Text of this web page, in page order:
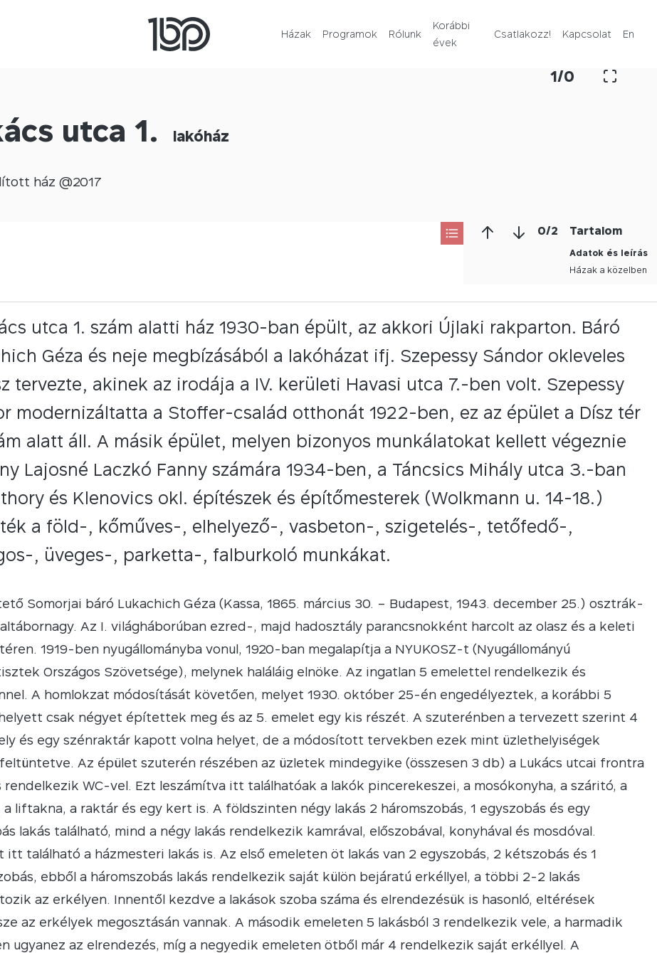
Házak Programok Rólunk
Korábbi
évek
Csatlakozz! Kapcsolat En
1/0
utca 1. lakóház
ház @2017
0/2 Tartalom
Adatok és leírás
Házak a közelben
utca 1. szám alatti ház 1930-ban épült, az akkori Újlaki rakparton. Báró
Géza és neje megbízásából a lakóházat ifj. Szepessy Sándor okleveles
tervezte, akinek az irodája a IV. kerületi Havasi utca 7.-ben volt. Szepessy
modernizáltatta a Stoffer-család otthonát 1922-ben, ez az épület a Dísz tér
alatt áll. A másik épület, melyen bizonyos munkálatokat kellett végeznie
Lajosné Laczkó Fanny számára 1934-ben, a Táncsics Mihály utca 3.-ban
és Klenovics okl. építészek és építőmesterek (Wolkmann u. 14-18.)
a föld-, kőműves-, elhelyező-, vasbeton-, szigetelés-, tetőfedő-,
, üveges-, parketta-, falburkoló munkákat.
Somorjai báró Lukachich Géza (Kassa, 1865. március 30. – Budapest, 1943. december 25.) osztrák-
Az I. világháborúban ezred-, majd hadosztály parancsnokként harcolt az olasz és a keleti
1919-ben nyugállományba vonul, 1920-ban megalapítja a NYUKOSZ-t (Nyugállományú
Országos Szövetsége), melynek haláláig elnöke. Az ingatlan 5 emelettel rendelkezik és
A homlokzat módosítását követően, melyet 1930. október 25-én engedélyeztek, a korábbi 5
csak négyet építettek meg és az 5. emelet egy kis részét. A szuterénben a tervezett szerint 4
és egy szénraktár kapott volna helyet, de a módosított tervekben ezek mint üzlethelyiségek
Az épület szuterén részében az üzletek mindegyike (összesen 3 db) a Lukács utcai frontra
rendelkezik WC-vel. Ezt leszámítva itt találhatóak a lakók pincerekeszei, a mosókonyha, a száritó, a
a liftakna, a raktár és egy kert is. A földszinten négy lakás 2 háromszobás, 1 egyszobás és egy
lakás található, mind a négy lakás rendelkezik kamrával, előszobával, konyhával és mosdóval.
itt található a házmesteri lakás is. Az első emeleten öt lakás van 2 egyszobás, 2 kétszobás és 1
ebből a háromszobás lakás rendelkezik saját külön bejáratú erkéllyel, a többi 2-2 lakás
az erkélyen. Innentől kezdve a lakások szoba száma és elrendezésük is hasonló, eltérések
az erkélyek megosztásán vannak. A második emeleten 5 lakásból 3 rendelkezik vele, a harmadik
ugyanez az elrendezés, míg a negyedik emeleten ötből már 4 rendelkezik saját erkéllyel. A